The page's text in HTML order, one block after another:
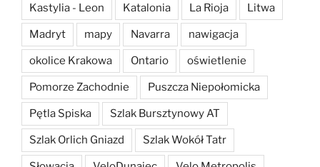
Kastylia - Leon Katalonia La Rioja Litwa
Madryt mapy Navarra nawigacja
okolice Krakowa Ontario oświetlenie
Pomorze Zachodnie Puszcza Niepołomicka
Pętla Spiska Szlak Bursztynowy AT
Szlak Orlich Gniazd Szlak Wokół Tatr